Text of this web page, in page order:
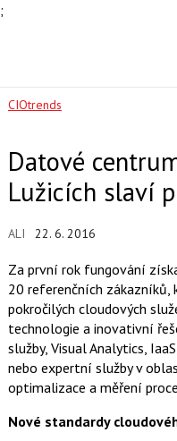
;
CIOtrends
Datové
Lužicích slaví
ALI 22. 6. 2016
Za první rok fungování
20 referenčních
pokročilých cloudových
technologie a inovativní
služby, Visual Analytics,
nebo expertní služby v
optimalizace a měření
Nové standardy